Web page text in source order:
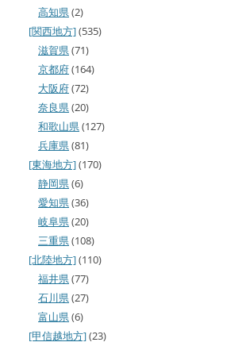
高知県(2)
[関西地方](535)
滋賀県(71)
京都府(164)
大阪府(72)
奈良県(20)
和歌山県(127)
兵庫県(81)
[東海地方](170)
静岡県(6)
愛知県(36)
岐阜県(20)
三重県(108)
[北陸地方](110)
福井県(77)
石川県(27)
富山県(6)
[甲信越地方](23)